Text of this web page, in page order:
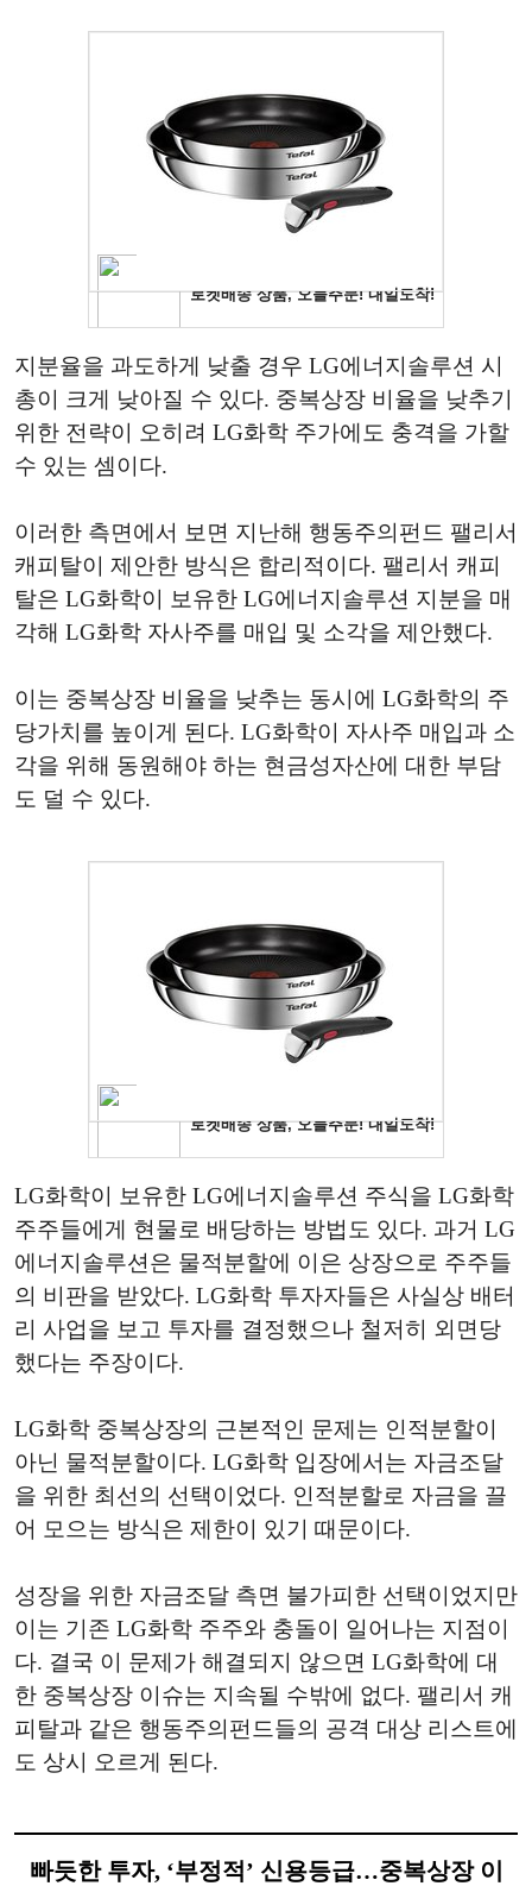
지분율을 과도하게 낮출 경우 LG에너지솔루션 시
총이 크게 낮아질 수 있다. 중복상장 비율을 낮추기
위한 전략이 오히려 LG화학 주가에도 충격을 가할
수 있는 셈이다.
이러한 측면에서 보면 지난해 행동주의펀드 팰리서
캐피탈이 제안한 방식은 합리적이다. 팰리서 캐피
탈은 LG화학이 보유한 LG에너지솔루션 지분을 매
각해 LG화학 자사주를 매입 및 소각을 제안했다.
이는 중복상장 비율을 낮추는 동시에 LG화학의 주
당가치를 높이게 된다. LG화학이 자사주 매입과 소
각을 위해 동원해야 하는 현금성자산에 대한 부담
도 덜 수 있다.
LG화학이 보유한 LG에너지솔루션 주식을 LG화학
주주들에게 현물로 배당하는 방법도 있다. 과거 LG
에너지솔루션은 물적분할에 이은 상장으로 주주들
의 비판을 받았다. LG화학 투자자들은 사실상 배터
리 사업을 보고 투자를 결정했으나 철저히 외면당
했다는 주장이다.
LG화학 중복상장의 근본적인 문제는 인적분할이
아닌 물적분할이다. LG화학 입장에서는 자금조달
을 위한 최선의 선택이었다. 인적분할로 자금을 끌
어 모으는 방식은 제한이 있기 때문이다.
성장을 위한 자금조달 측면 불가피한 선택이었지만
이는 기존 LG화학 주주와 충돌이 일어나는 지점이
다. 결국 이 문제가 해결되지 않으면 LG화학에 대
한 중복상장 이슈는 지속될 수밖에 없다. 팰리서 캐
피탈과 같은 행동주의펀드들의 공격 대상 리스트에
도 상시 오르게 된다.
빠듯한 투자, ‘부정적’ 신용등급…중복상장 이